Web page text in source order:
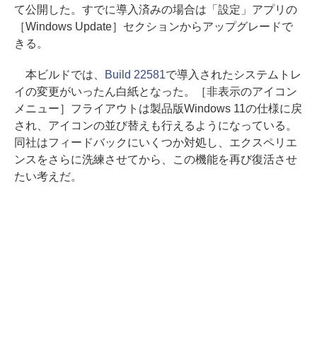
て公開した。すでに導入済みの場合は「設定」アプリの
［Windows Update］セクションからアップグレードで
きる。
本ビルドでは、 Build 22581で導入されたシステムトレ
イの変更がいったん白紙となった。［非表示のアイコン
メニュー］フライアウトは製品版Windows 11の仕様に戻
され、アイコンの並び替えも行えるようになっている。
同社はフィードバックにいくつか対処し、エクスペリエ
ンスをさらに洗練させてから、この機能を再び復活させ
たい考えだ。